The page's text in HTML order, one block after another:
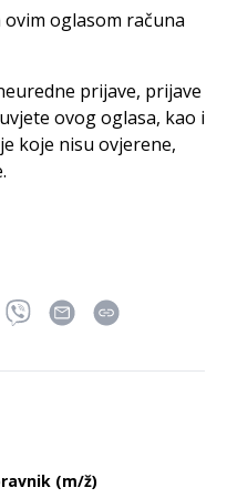
oglasom računa
prijave, prijave
ovog oglasa, kao i
koje nisu ovjerene,
(m/ž)